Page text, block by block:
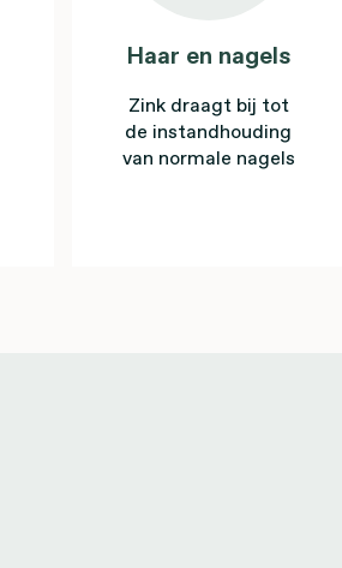
Haar en nagels
Zink draagt bij tot
de instandhouding
van normale nagels